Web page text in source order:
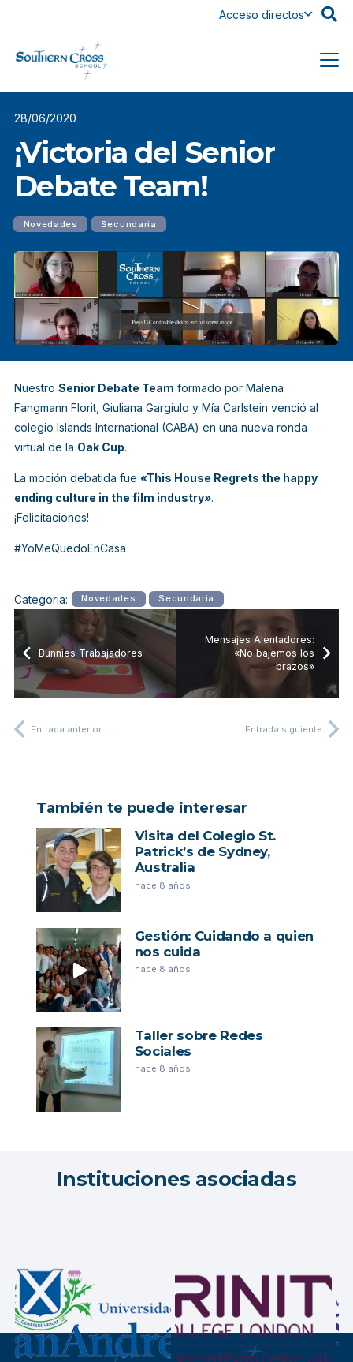
Acceso directos
28/06/2020
¡Victoria del Senior
Debate Team!
Novedades Secundaria
Nuestro Senior Debate Team formado por Malena
Fangmann Florit, Giuliana Gargiulo y Mía Carlstein venció al
colegio Islands International (CABA) en una nueva ronda
virtual de la Oak Cup.
La moción debatida fue «This House Regrets the happy
ending culture in the film industry».
¡Felicitaciones!
#YoMeQuedoEnCasa
Categoria: Novedades Secundaria
Bunnies Trabajadores
Mensajes Alentadores:
«No bajemos los
brazos»
Entrada anterior Entrada siguiente
También te puede interesar
Visita del Colegio St.
Patrick’s de Sydney,
Australia
hace 8 años
Gestión: Cuidando a quien
nos cuida
hace 8 años
Taller sobre Redes
Sociales
hace 8 años
Instituciones asociadas